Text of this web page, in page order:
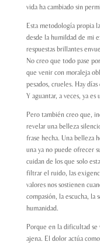
vida ha cambiado sin
Esta metodología propia
desde la humildad de mi
respuestas brillantes
No creo que todo pase
que venir con moraleja
pesados, crueles. Hay
Y aguantar, a veces, ya
Pero también creo que,
revelar una belleza
frase hecha. Una belleza
una ya no puede ofrecer
cuidan de los que solo
filtrar el ruido, las
valores nos sostienen
compasión, la escucha, la
humanidad.
Porque en la dificultad se
ajena. El dolor actúa